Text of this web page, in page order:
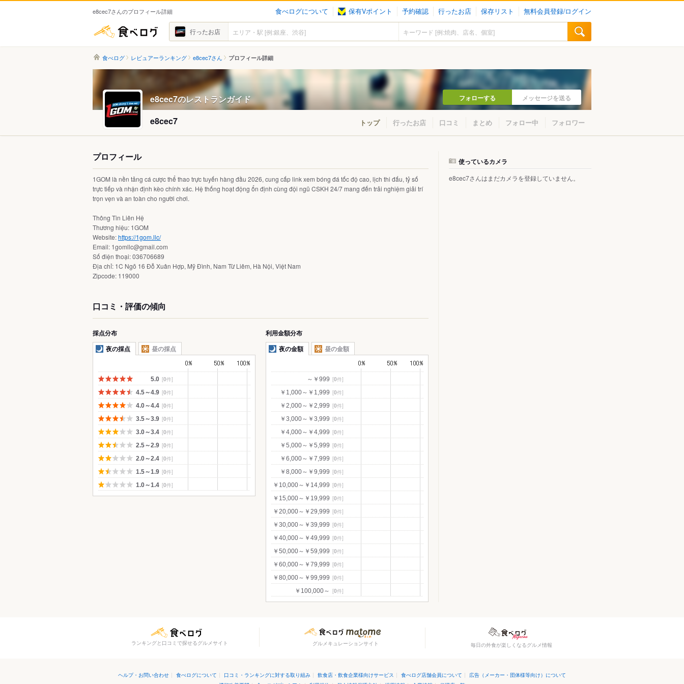
e8cec7さんのプロフィール詳細 食べログについて 保有Vポイント 予約確認 行ったお店 保存リスト 無料会員登録/ログイン
食べログ 行ったお店
食べログ レビュアーランキング e8cec7さん プロフィール詳細
e8cec7のレストランガイド フォローする メッセージを送る
e8cec7 トップ 行ったお店 口コミ まとめ フォロー中 フォロワー
プロフィール
1GOM là nền tảng cá cược thể thao trực tuyến hàng đầu 2026, cung cấp link xem bóng đá tốc độ cao, lịch thi đấu, tỷ số
trực tiếp và nhận định kèo chính xác. Hệ thống hoạt động ổn định cùng đội ngũ CSKH 24/7 mang đến trải nghiệm giải trí
trọn vẹn và an toàn cho người chơi.
Thông Tin Liên Hệ
Thương hiệu: 1GOM
Website:https://1gom.llc/
Email: 1gomllc@gmail.com
Số điện thoại: 036706689
Địa chỉ: 1C Ngõ 16 Đỗ Xuân Hợp, Mỹ Đình, Nam Từ Liêm, Hà Nội, Việt Nam
Zipcode: 119000
口コミ・評価の傾向
採点分布
夜の採点
昼の採点
5.0 [0件]
4.5～4.9 [0件]
4.0～4.4 [0件]
3.5～3.9 [0件]
3.0～3.4 [0件]
2.5～2.9 [0件]
2.0～2.4 [0件]
1.5～1.9 [0件]
1.0～1.4 [0件]
利用金額分布
夜の金額
昼の金額
～￥999 [0件]
￥1,000～￥1,999 [0件]
￥2,000～￥2,999 [0件]
￥3,000～￥3,999 [0件]
￥4,000～￥4,999 [0件]
￥5,000～￥5,999 [0件]
￥6,000～￥7,999 [0件]
￥8,000～￥9,999 [0件]
￥10,000～￥14,999 [0件]
￥15,000～￥19,999 [0件]
￥20,000～￥29,999 [0件]
￥30,000～￥39,999 [0件]
￥40,000～￥49,999 [0件]
￥50,000～￥59,999 [0件]
￥60,000～￥79,999 [0件]
￥80,000～￥99,999 [0件]
￥100,000～ [0件]
使っているカメラ
e8cec7さんはまだカメラを登録していません。
ランキングと口コミで探せるグルメサイト グルメキュレーションサイト 毎日の外食が楽しくなるグルメ情報
ヘルプ・お問い合わせ | 食べログについて | 口コミ・ランキングに対する取り組み | 飲食店・飲食企業様向けサービス | 食べログ店舗会員について | 広告（メーカー・団体様等向け）について